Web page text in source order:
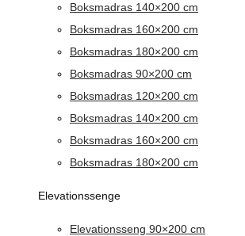
Boksmadras 140×200 cm
Boksmadras 160×200 cm
Boksmadras 180×200 cm
Boksmadras 90×200 cm
Boksmadras 120×200 cm
Boksmadras 140×200 cm
Boksmadras 160×200 cm
Boksmadras 180×200 cm
Elevationssenge
Elevationsseng 90×200 cm